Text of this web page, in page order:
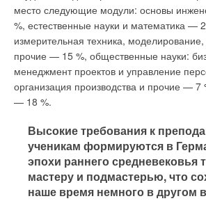
место следующие модули: основы
%, естественные науки и математика —
измерительная техника, моделирование,
прочие — 15 %, общественные науки:
менеджмент проектов и управление
организация производства и прочие — 7
— 18 %.
Высокие требования к
ученикам формируются в
эпохи раннего средневековья
мастеру и подмастерью, что
наше время немного в другом